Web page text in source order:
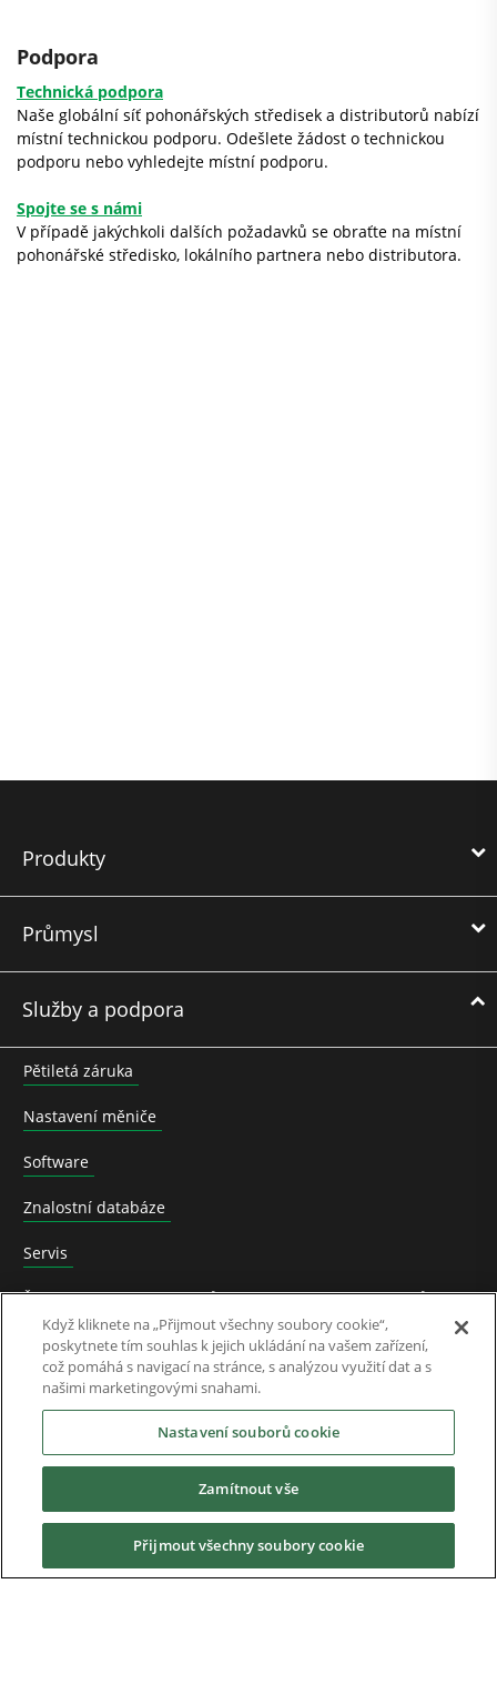
Podpora
Technická podpora
Naše globální síť pohonářských středisek a distributorů nabízí
místní technickou podporu. Odešlete žádost o technickou
podporu nebo vyhledejte místní podporu.
Spojte se s námi
V případě jakýchkoli dalších požadavků se obraťte na místní
pohonářské středisko, lokálního partnera nebo distributora.
Produkty
Průmysl
Služby a podpora
Pětiletá záruka
Nastavení měniče
Software
Znalostní databáze
Servis
Školení o výrobcích přizpůsobené potřebám zákazníků
Podpora
Když kliknete na „Přijmout všechny soubory cookie“,
poskytnete tím souhlas k jejich ukládání na vašem zařízení,
což pomáhá s navigací na stránce, s analýzou využití dat a s
našimi marketingovými snahami.
Nastavení souborů cookie
Zamítnout vše
Přijmout všechny soubory cookie